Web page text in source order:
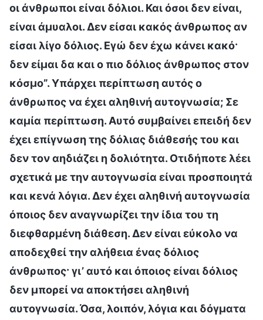
οι άνθρωποι είναι δόλιοι. Και όσοι δεν είναι,
είναι άμυαλοι. Δεν είσαι κακός άνθρωπος αν
είσαι λίγο δόλιος. Εγώ δεν έχω κάνει κακό·
δεν είμαι δα και ο πιο δόλιος άνθρωπος στον
κόσμο”. Υπάρχει περίπτωση αυτός ο
άνθρωπος να έχει αληθινή αυτογνωσία; Σε
καμία περίπτωση. Αυτό συμβαίνει επειδή δεν
έχει επίγνωση της δόλιας διάθεσής του και
δεν τον αηδιάζει η δολιότητα. Οτιδήποτε λέει
σχετικά με την αυτογνωσία είναι προσποιητά
και κενά λόγια. Δεν έχει αληθινή αυτογνωσία
όποιος δεν αναγνωρίζει την ίδια του τη
διεφθαρμένη διάθεση. Δεν είναι εύκολο να
αποδεχθεί την αλήθεια ένας δόλιος
άνθρωπος· γι’ αυτό και όποιος είναι δόλιος
δεν μπορεί να αποκτήσει αληθινή
αυτογνωσία. Όσα, λοιπόν, λόγια και δόγματα